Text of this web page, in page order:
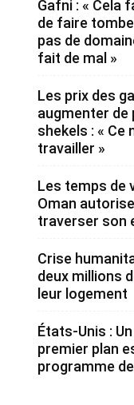
Gafni : « Cela
de faire
pas de
fait de mal »
Les prix des
augmenter de
shekels : « Ce
travailler »
Les temps de
Oman
traverser son
Crise
deux millions
leur logement
États-Unis :
premier plan
programme